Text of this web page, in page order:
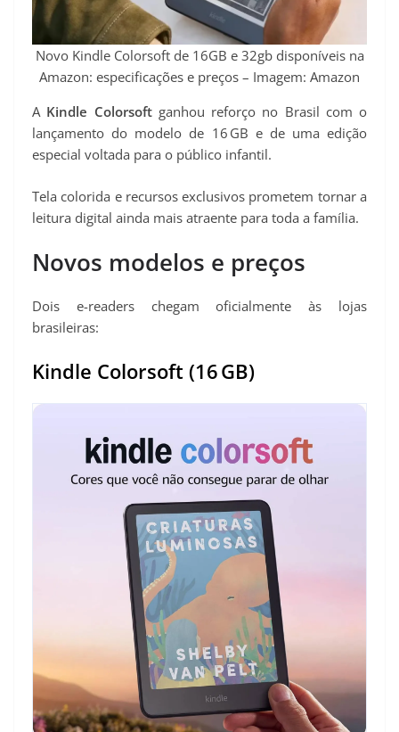
p
a
m
o
k
e
s
n
k
Novo Kindle Colorsoft de 16GB e 32gb disponíveis na
Amazon: especificações e preços – Imagem: Amazon
A Kindle Colorsoftganhou reforço no Brasil com o
lançamento do modelo de 16 GB e de uma edição
especial voltada para o público infantil.
Tela colorida e recursos exclusivos prometem tornar a
leitura digital ainda mais atraente para toda a família.
Novos modelos e preços
Dois e-readers chegam oficialmente às lojas
brasileiras:
Kindle Colorsoft (16 GB)